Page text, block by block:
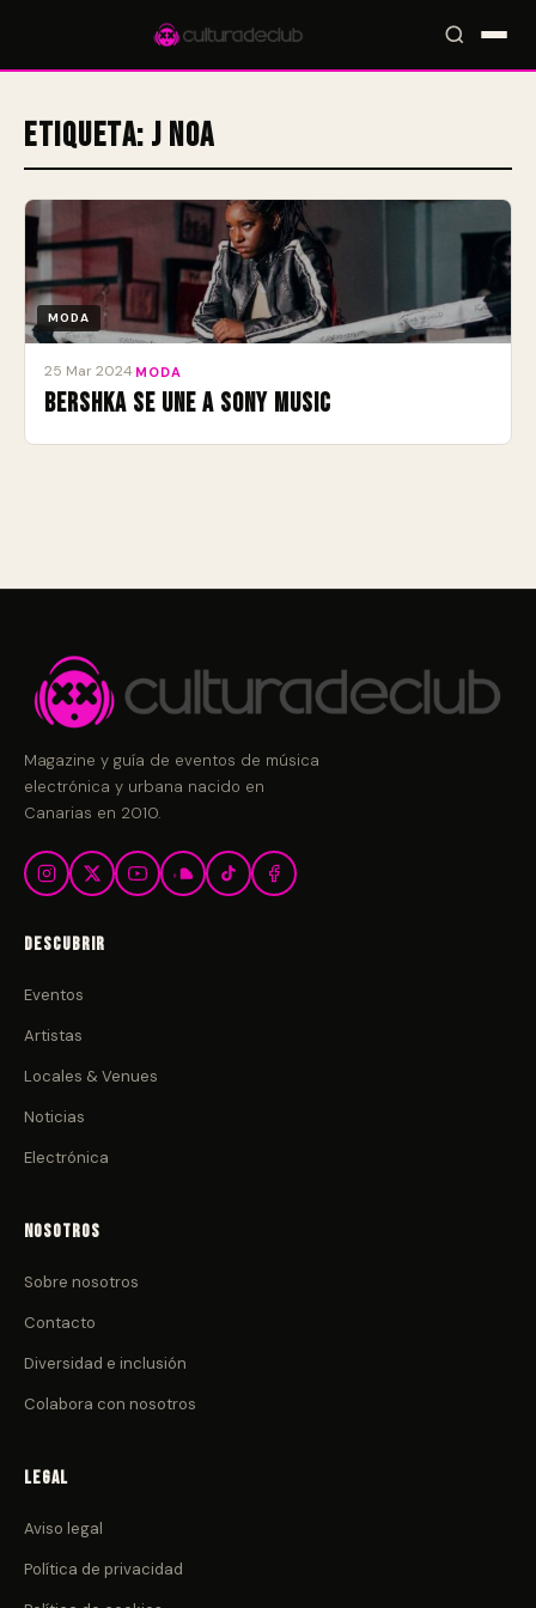
Accesos rápidos: 🎪 Eventos🎤 Artistas📍 Locales📰 Magazine
Etiqueta: J Noa
MODA
25 Mar 2024 MODA
BERSHKA se une a Sony Music
Magazine y guía de eventos de música
electrónica y urbana nacido en
Canarias en 2010.
Descubrir
Eventos
Artistas
Locales & Venues
Noticias
Electrónica
Nosotros
Sobre nosotros
Contacto
Diversidad e inclusión
Colabora con nosotros
Legal
Aviso legal
Política de privacidad